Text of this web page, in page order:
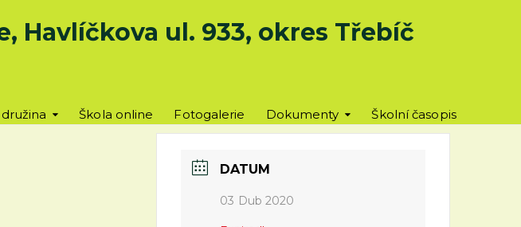
Havlíčkova ul. 933, okres Třebíč
Škola online Fotogalerie Dokumenty Školní časopis
DATUM
03 Dub 2020